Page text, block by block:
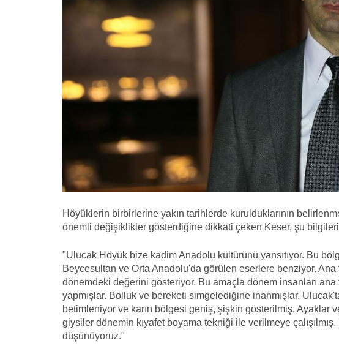
Höyüklerin birbirlerine yakın tarihlerde kurulduklarının
önemli değişiklikler gösterdiğine dikkati çeken Keser, şu
"Ulucak Höyük bize kadim Anadolu kültürünü yansıtıyor. Bu
Beycesultan ve Orta Anadolu'da görülen eserlere benziyor. Ana
dönemdeki değerini gösteriyor. Bu amaçla dönem insanları
yapmışlar. Bolluk ve bereketi simgelediğine inanmışlar.
betimleniyor ve karın bölgesi geniş, şişkin gösterilmiş. Ayaklar
giysiler dönemin kıyafet boyama tekniği ile verilmeye çalışılmış.
düşünüyoruz."